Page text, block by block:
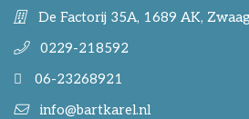
De Factorij 35A, 1689 AK,
0229-218592
06-23268921
info@bartkarel.nl